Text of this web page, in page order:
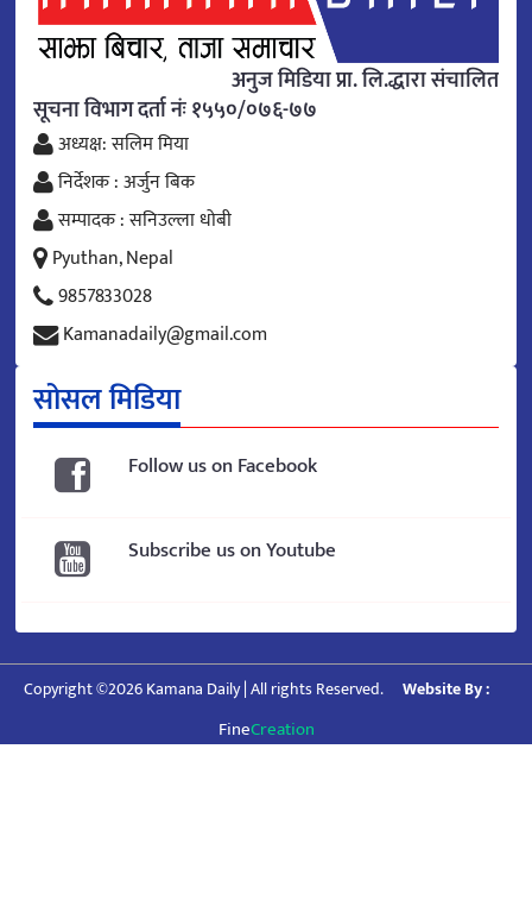
अनुज मिडिया प्रा. लि.द्धारा संचालित
सूचना विभाग दर्ता नंः १५५०/०७६-७७
अध्यक्ष: सलिम मिया
निर्देशक : अर्जुन बिक
सम्पादक : सनिउल्ला धोबी
Pyuthan, Nepal
9857833028
Kamanadaily@gmail.com
सोसल मिडिया
Follow us on Facebook
Subscribe us on Youtube
Copyright ©2026 Kamana Daily | All rights Reserved. Website By :
FineCreation